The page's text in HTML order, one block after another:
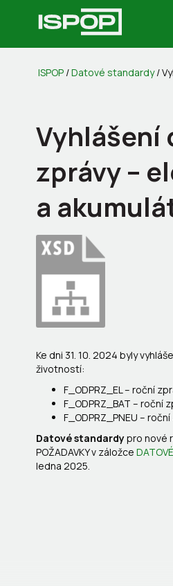
ISPOP /Datové standardy/
Vyhlášení
zprávy –
a
Ke dni 31. 10. 2024 byly
životností:
F_ODPRZ_EL – roční
F_ODPRZ_BAT –
F_ODPRZ_PNEU –
Datové standardypro nové
POŽADAVKY v záložce
ledna 2025.